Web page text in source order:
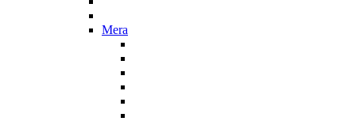
Mera